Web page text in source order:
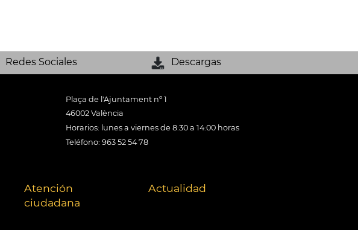
Redes Sociales Descargas
Plaça de l'Ajuntament nº 1
46002 València
Horarios: lunes a viernes de 8:30 a 14:00 horas
Teléfono: 963 52 54 78
Atención
ciudadana
Actualidad